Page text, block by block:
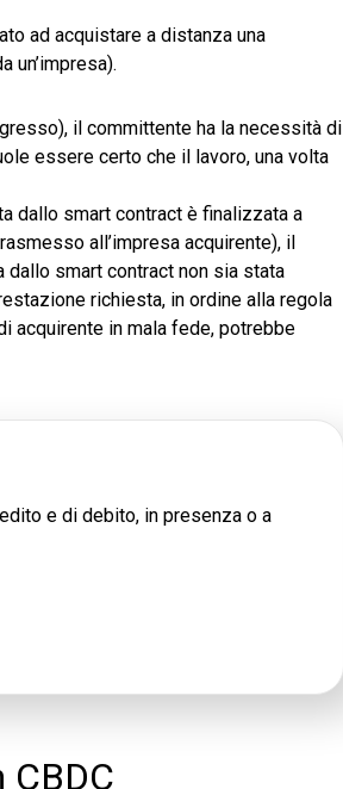
ad acquistare a distanza una
il committente ha la necessità di
essere certo che il lavoro, una volta
dallo smart contract è finalizzata a
all’impresa acquirente), il
smart contract non sia stata
richiesta, in ordine alla regola
acquirente in mala fede, potrebbe
e di debito, in presenza o a